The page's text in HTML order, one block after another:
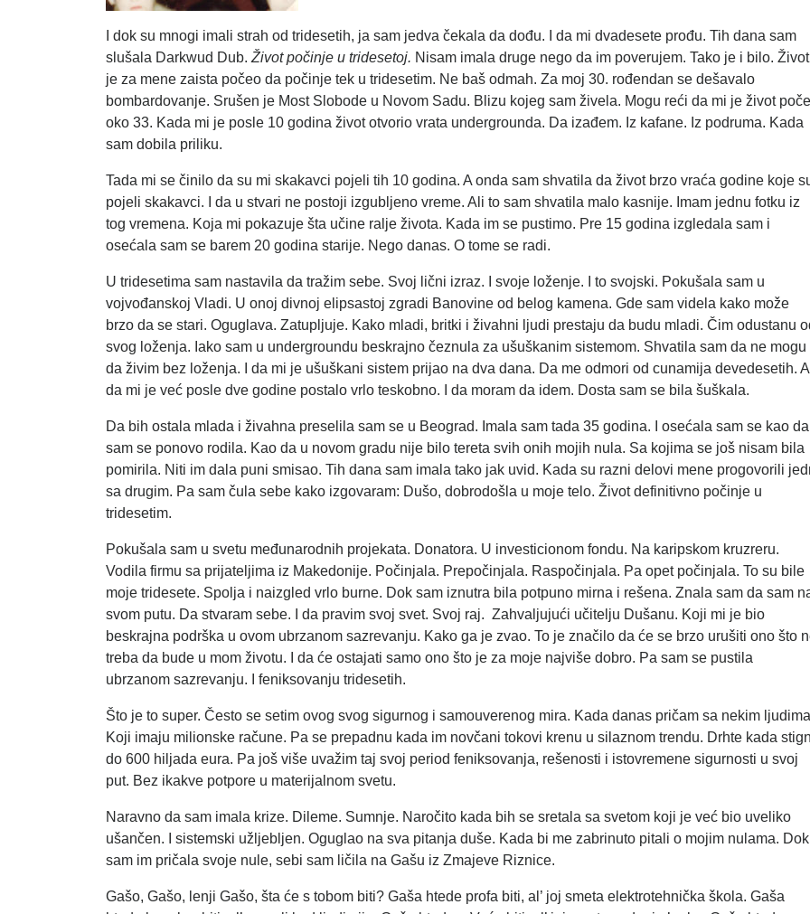
I dok su mnogi imali strah od tridesetih, ja sam jedva čekala da dođu. I da mi dvadesete prođu. Tih dana sam
slušala Darkwud Dub. Život počinje u tridesetoj. Nisam imala druge nego da im poverujem. Tako je i bilo. Život
je za mene zaista počeo da počinje tek u tridesetim. Ne baš odmah. Za moj 30. rođendan se dešavalo
bombardovanje. Srušen je Most Slobode u Novom Sadu. Blizu kojeg sam živela. Mogu reći da mi je život
oko 33. Kada mi je posle 10 godina život otvorio vrata undergrounda. Da izađem. Iz kafane. Iz podruma. Kada
sam dobila priliku.
Tada mi se činilo da su mi skakavci pojeli tih 10 godina. A onda sam shvatila da život brzo vraća godine koje
pojeli skakavci. I da u stvari ne postoji izgubljeno vreme. Ali to sam shvatila malo kasnije. Imam jednu fotku iz
tog vremena. Koja mi pokazuje šta učine ralje života. Kada im se pustimo. Pre 15 godina izgledala sam i
osećala sam se barem 20 godina starije. Nego danas. O tome se radi.
U tridesetima sam nastavila da tražim sebe. Svoj lični izraz. I svoje loženje. I to svojski. Pokušala sam u
vojvođanskoj Vladi. U onoj divnoj elipsastoj zgradi Banovine od belog kamena. Gde sam videla kako može
brzo da se stari. Oguglava. Zatupljuje. Kako mladi, britki i živahni ljudi prestaju da budu mladi. Čim odustanu
svog loženja. Iako sam u undergroundu beskrajno čeznula za ušuškanim sistemom. Shvatila sam da ne mogu
da živim bez loženja. I da mi je ušuškani sistem prijao na dva dana. Da me odmori od cunamija devedesetih.
da mi je već posle dve godine postalo vrlo teskobno. I da moram da idem. Dosta sam se bila šuškala.
Da bih ostala mlada i živahna preselila sam se u Beograd. Imala sam tada 35 godina. I osećala sam se kao da
sam se ponovo rodila. Kao da u novom gradu nije bilo tereta svih onih mojih nula. Sa kojima se još nisam bila
pomirila. Niti im dala puni smisao. Tih dana sam imala tako jak uvid. Kada su razni delovi mene progovorili
sa drugim. Pa sam čula sebe kako izgovaram: Dušo, dobrodošla u moje telo. Život definitivno počinje u
tridesetim.
Pokušala sam u svetu međunarodnih projekata. Donatora. U investicionom fondu. Na karipskom kruzreru.
Vodila firmu sa prijateljima iz Makedonije. Počinjala. Prepočinjala. Raspočinjala. Pa opet počinjala. To su bile
moje tridesete. Spolja i naizgled vrlo burne. Dok sam iznutra bila potpuno mirna i rešena. Znala sam da sam
svom putu. Da stvaram sebe. I da pravim svoj svet. Svoj raj. Zahvaljujući učitelju Dušanu. Koji mi je bio
beskrajna podrška u ovom ubrzanom sazrevanju. Kako ga je zvao. To je značilo da će se brzo urušiti ono što
treba da bude u mom životu. I da će ostajati samo ono što je za moje najviše dobro. Pa sam se pustila
ubrzanom sazrevanju. I feniksovanju tridesetih.
Što je to super. Često se setim ovog svog sigurnog i samouverenog mira. Kada danas pričam sa nekim
Koji imaju milionske račune. Pa se prepadnu kada im novčani tokovi krenu u silaznom trendu. Drhte kada
do 600 hiljada eura. Pa još više uvažim taj svoj period feniksovanja, rešenosti i istovremene sigurnosti u svoj
put. Bez ikakve potpore u materijalnom svetu.
Naravno da sam imala krize. Dileme. Sumnje. Naročito kada bih se sretala sa svetom koji je već bio uveliko
ušančen. I sistemski užljebljen. Oguglao na sva pitanja duše. Kada bi me zabrinuto pitali o mojim nulama. Dok
sam im pričala svoje nule, sebi sam ličila na Gašu iz Zmajeve Riznice.
Gašo, Gašo, lenji Gašo, šta će s tobom biti? Gaša htede profa biti, al’ joj smeta elektrotehnička škola. Gaša